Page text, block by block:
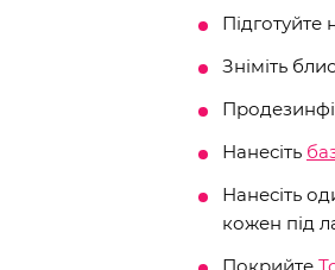
Підготуйте
Зніміть
Нанесіть
Нанесіть
кожен під